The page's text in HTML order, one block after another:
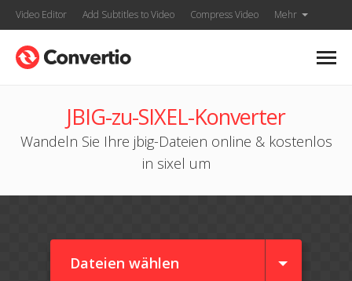
Video Editor Add Subtitles to Video Compress Video Mehr
JBIG-zu-SIXEL-Konverter
Wandeln Sie Ihre jbig-Dateien online & kostenlos
in sixel um
Dateien wählen